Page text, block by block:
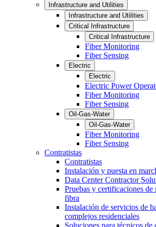
Infrastructure and Utilities
Infrastructure and Utilities
Critical Infrastructure
Critical Infrastructure
Fiber Monitoring
Fiber Sensing
Electric
Electric
Electric Power
Fiber Monitoring
Fiber Sensing
Oil-Gas-Water
Oil-Gas-Water
Fiber Monitoring
Fiber Sensing
Contratistas
Contratistas
Instalación y puesta en
Data Center Contractor
Pruebas y certificaciones de
fibra
Instalación de servicios de
complejos residenciales